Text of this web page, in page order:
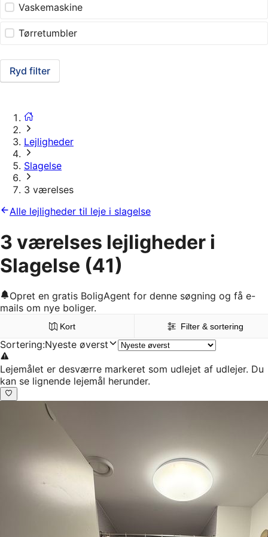
Vaskemaskine
Tørretumbler
Ryd filter
Lejligheder
Slagelse
3 værelses
Alle lejligheder til leje i slagelse
3 værelses lejligheder i
Slagelse (41)
Opret en gratis BoligAgent for denne søgning og få e-
mails om nye boliger.
Kort Filter & sortering
Sortering:Nyeste øverst
Lejemålet er desværre markeret som udlejet af udlejer. Du
kan se lignende lejemål herunder.